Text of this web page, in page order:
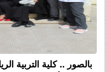
بالصور .. كلية التربية